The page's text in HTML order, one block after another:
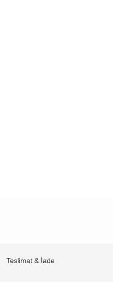
Teslimat & İade